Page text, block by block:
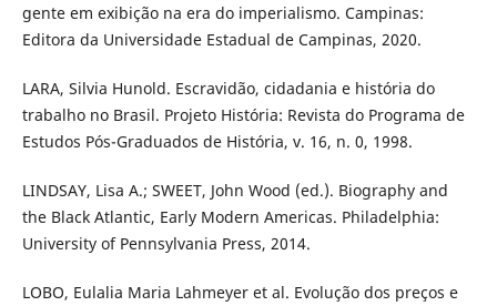
gente em exibição na era do imperialismo. Campinas:
Editora da Universidade Estadual de Campinas, 2020.
LARA, Silvia Hunold. Escravidão, cidadania e história do
trabalho no Brasil. Projeto História: Revista do Programa de
Estudos Pós-Graduados de História, v. 16, n. 0, 1998.
LINDSAY, Lisa A.; SWEET, John Wood (ed.). Biography and
the Black Atlantic, Early Modern Americas. Philadelphia:
University of Pennsylvania Press, 2014.
LOBO, Eulalia Maria Lahmeyer et al. Evolução dos preços e